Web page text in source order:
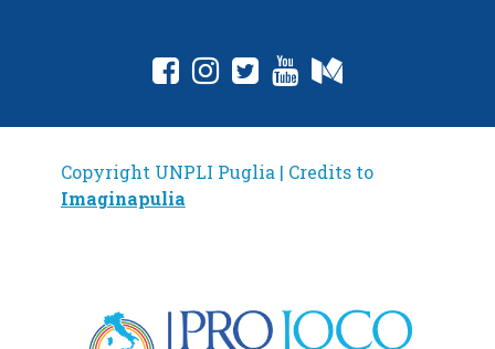
Copyright UNPLI Puglia | Credits to
Imaginapulia